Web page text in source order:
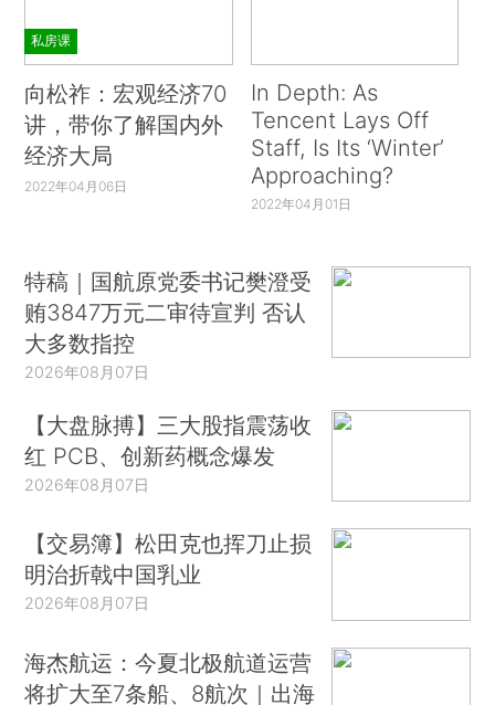
私房课
向松祚：宏观经济70
讲，带你了解国内外
经济大局
2022年04月06日
In Depth: As
Tencent Lays Off
Staff, Is Its ‘Winter’
Approaching?
2022年04月01日
特稿｜国航原党委书记樊澄受
贿3847万元二审待宣判 否认
大多数指控
2026年08月07日
【大盘脉搏】三大股指震荡收
红 PCB、创新药概念爆发
2026年08月07日
【交易簿】松田克也挥刀止损
明治折戟中国乳业
2026年08月07日
海杰航运：今夏北极航道运营
将扩大至7条船、8航次｜出海